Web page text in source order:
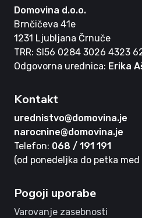
Domovina d.o.o.
Brnčičeva 41e
1231 Ljubljana Črnuče
TRR: SI56 0284 3026 4323
Odgovorna urednica: Erika
Kontakt
urednistvo@domovina.je
narocnine@domovina.je
Telefon: 068 / 191 191
(od ponedeljka do petka med
Pogoji uporabe
Varovanje zasebnosti